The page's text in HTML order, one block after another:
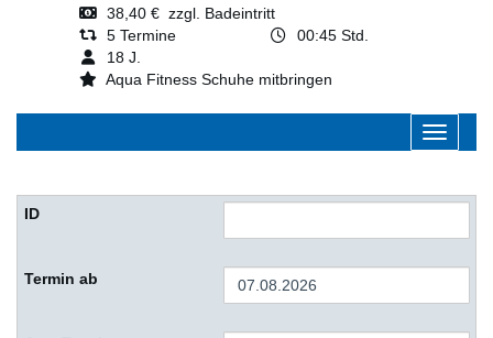
38,40 € zzgl. Badeintritt
5 Termine
00:45 Std.
18 J.
Aqua Fitness Schuhe mitbringen